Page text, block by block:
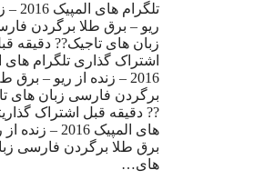
تلگرام
ریو – برق طلا برگردن
زبان های تاجیک?? دقیقه
اشتراک گذاری تلگرام های
2016 – زنده از ریو – برق
برگردن فارسی زبان های
?? دقیقه قبل اشتراک
های المپیک 2016 –
برق طلا برگردن فارسی
های…